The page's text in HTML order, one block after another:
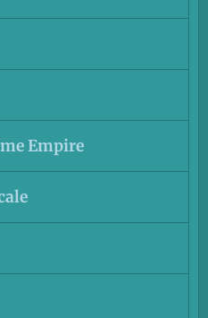
Empire